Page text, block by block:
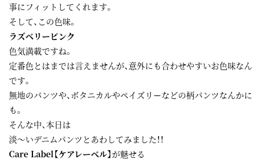
事にフィットしてくれます。
そして、この色味。
ラズベリーピンク
色気満載ですね。
定番色とはまでは言えませんが、意外にも合わせやすいお色味なん
です。
無地のパンツや、ボタニカルやペイズリーなどの柄パンツなんかに
も。
そんな中、本日は
淡～いデニムパンツとあわしてみました！！
Care Label【ケアレーベル】が魅せる